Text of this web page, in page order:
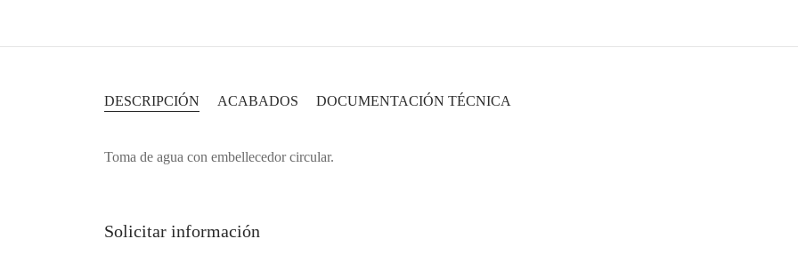
DESCRIPCIÓN ACABADOS DOCUMENTACIÓN TÉCNICA
Toma de agua con embellecedor circular.
Solicitar información